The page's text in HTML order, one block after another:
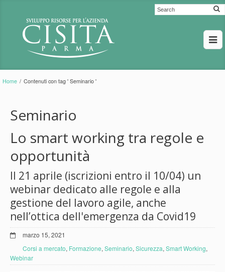
Home / Contenuti con tag ' Seminario '
Seminario
Lo smart working tra regole e
opportunità
Il 21 aprile (iscrizioni entro il 10/04) un
webinar dedicato alle regole e alla
gestione del lavoro agile, anche
nell’ottica dell'emergenza da Covid19
marzo 15, 2021
Corsi a mercato, Formazione, Seminario, Sicurezza, Smart Working,
Webinar